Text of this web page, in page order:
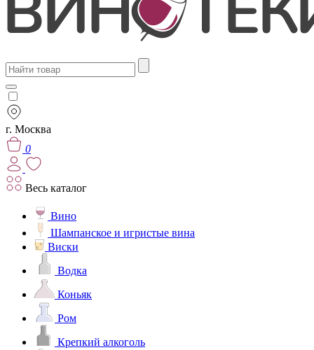
г. Москва
0
Весь каталог
Вино
Шампанское и игристые вина
Виски
Водка
Коньяк
Ром
Крепкий алкоголь